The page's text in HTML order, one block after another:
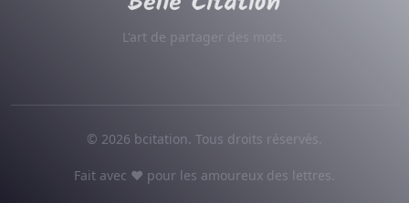
L'art de partager des mots.
© 2026 bcitation. Tous droits réservés.
Fait avec ♥ pour les amoureux des lettres.